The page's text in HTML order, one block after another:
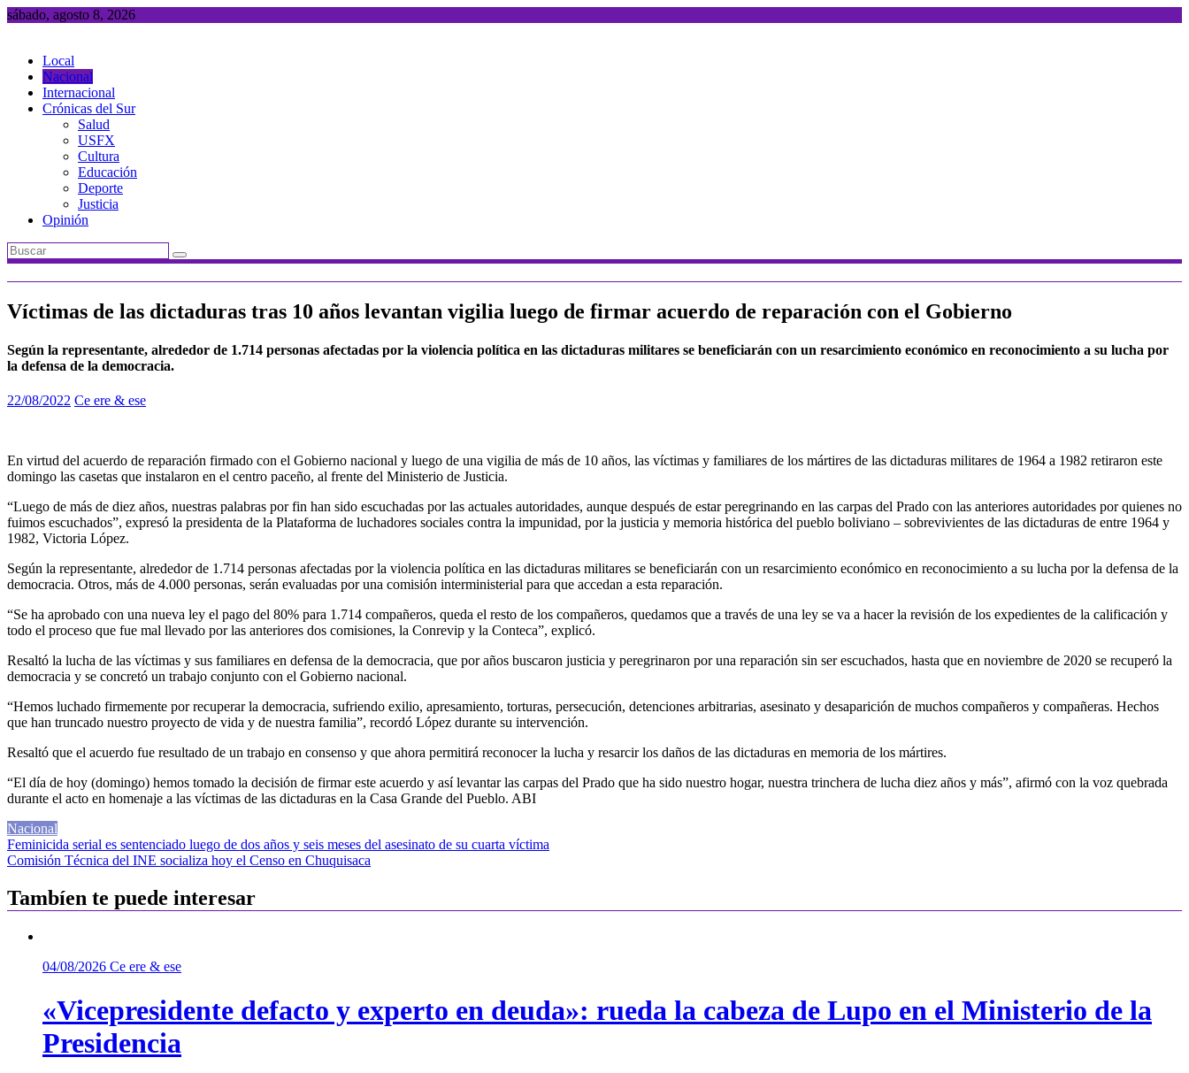
Saltar
sábado, agosto 8, 2026
Local
Nacional
Internacional
Crónicas del Sur
Salud
USFX
Cultura
Educación
Deporte
Justicia
Opinión
Víctimas de las dictaduras tras 10 años levantan vigilia luego de firmar acuerdo de reparación con el Gobierno
Según la representante, alrededor de 1.714 personas afectadas por la violencia política en las dictaduras militares se beneficiarán con un resarcimiento económico en reconocimiento a su lucha por
la defensa de la democracia.
22/08/2022 Ce ere & ese
En virtud del acuerdo de reparación firmado con el Gobierno nacional y luego de una vigilia de más de 10 años, las víctimas y familiares de los mártires de las dictaduras militares de 1964 a 1982 retiraron este
domingo las casetas que instalaron en el centro paceño, al frente del Ministerio de Justicia.
“Luego de más de diez años, nuestras palabras por fin han sido escuchadas por las actuales autoridades, aunque después de estar peregrinando en las carpas del Prado con las anteriores autoridades por quienes no
fuimos escuchados”, expresó la presidenta de la Plataforma de luchadores sociales contra la impunidad, por la justicia y memoria histórica del pueblo boliviano – sobrevivientes de las dictaduras de entre 1964 y
1982, Victoria López.
Según la representante, alrededor de 1.714 personas afectadas por la violencia política en las dictaduras militares se beneficiarán con un resarcimiento económico en reconocimiento a su lucha por la defensa de la
democracia. Otros, más de 4.000 personas, serán evaluadas por una comisión interministerial para que accedan a esta reparación.
“Se ha aprobado con una nueva ley el pago del 80% para 1.714 compañeros, queda el resto de los compañeros, quedamos que a través de una ley se va a hacer la revisión de los expedientes de la calificación y
todo el proceso que fue mal llevado por las anteriores dos comisiones, la Conrevip y la Conteca”, explicó.
Resaltó la lucha de las víctimas y sus familiares en defensa de la democracia, que por años buscaron justicia y peregrinaron por una reparación sin ser escuchados, hasta que en noviembre de 2020 se recuperó la
democracia y se concretó un trabajo conjunto con el Gobierno nacional.
“Hemos luchado firmemente por recuperar la democracia, sufriendo exilio, apresamiento, torturas, persecución, detenciones arbitrarias, asesinato y desaparición de muchos compañeros y compañeras. Hechos
que han truncado nuestro proyecto de vida y de nuestra familia”, recordó López durante su intervención.
Resaltó que el acuerdo fue resultado de un trabajo en consenso y que ahora permitirá reconocer la lucha y resarcir los daños de las dictaduras en memoria de los mártires.
“El día de hoy (domingo) hemos tomado la decisión de firmar este acuerdo y así levantar las carpas del Prado que ha sido nuestro hogar, nuestra trinchera de lucha diez años y más”, afirmó con la voz quebrada
durante el acto en homenaje a las víctimas de las dictaduras en la Casa Grande del Pueblo. ABI
Nacional
Navegación
de
entradas
Feminicida serial es sentenciado luego de dos años y seis meses del asesinato de su cuarta víctima
Comisión Técnica del INE socializa hoy el Censo en Chuquisaca
Tambíen te puede interesar
04/08/2026 Ce ere & ese
«Vicepresidente defacto y experto en deuda»: rueda la cabeza de Lupo en el Ministerio de la
Presidencia